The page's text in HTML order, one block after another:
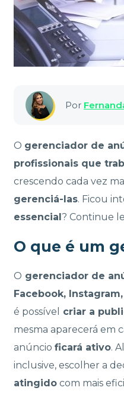
Por
O gerenciador de
profissionais que
crescendo cada vez
gerenciá-las. Ficou
essencial? Continue
O que é um
O gerenciador de
Facebook,
é possível
criar a
mesma aparecerá em
anúncio ficará ativo.
inclusive, escolher a
atingido com mais